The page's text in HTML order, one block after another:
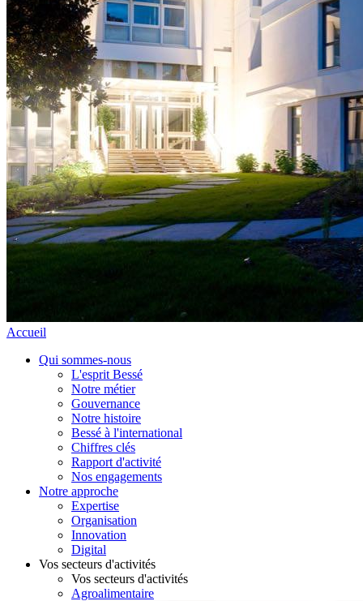
Accueil
Qui sommes-nous
L'esprit Bessé
Notre métier
Gouvernance
Notre histoire
Bessé à l'international
Chiffres clés
Rapport d'activité
Nos engagements
Notre approche
Expertise
Organisation
Innovation
Digital
Vos secteurs d'activités
Vos secteurs d'activités
Agroalimentaire